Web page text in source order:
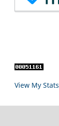
View My Stats